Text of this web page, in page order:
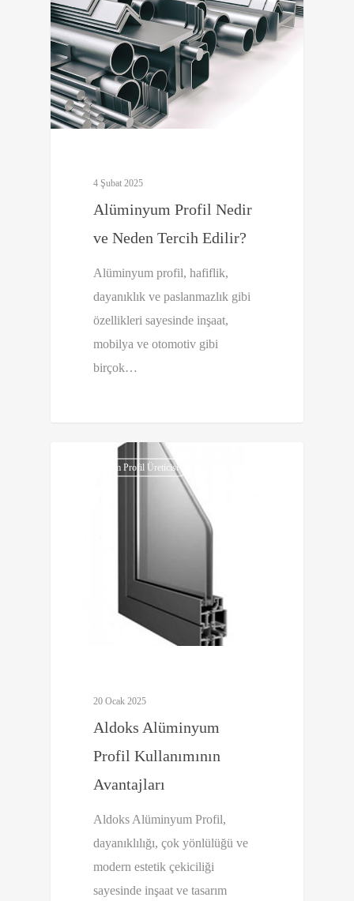
4 Şubat 2025
Alüminyum Profil Nedir
ve Neden Tercih Edilir?
Alüminyum profil, hafiflik,
dayanıklık ve paslanmazlık gibi
özellikleri sayesinde inşaat,
mobilya ve otomotiv gibi
birçok…
Alüminyum Profil Üreticisi
20 Ocak 2025
Aldoks Alüminyum
Profil Kullanımının
Avantajları
Aldoks Alüminyum Profil,
dayanıklılığı, çok yönlülüğü ve
modern estetik çekiciliği
sayesinde inşaat ve tasarım
0